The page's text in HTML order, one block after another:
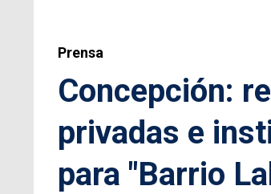
Prensa
Concepción:
privadas e
para "Barrio